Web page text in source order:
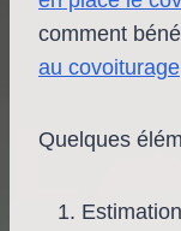
comment
au covoiturage
Quelques